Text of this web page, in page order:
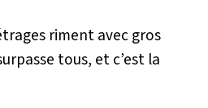
riment avec gros
tous, et c’est la